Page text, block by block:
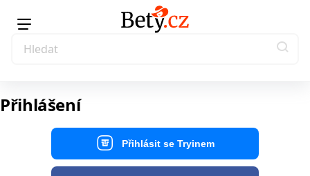
Přihlášení
Přihlásit se Tryinem